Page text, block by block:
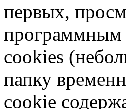
первых,
программным
cookies
папку
cookie